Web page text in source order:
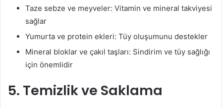
Taze sebze ve meyveler: Vitamin ve mineral takviyesi
sağlar
Yumurta ve protein ekleri: Tüy oluşumunu destekler
Mineral bloklar ve çakıl taşları: Sindirim ve tüy sağlığı
için önemlidir
5. Temizlik ve Saklama